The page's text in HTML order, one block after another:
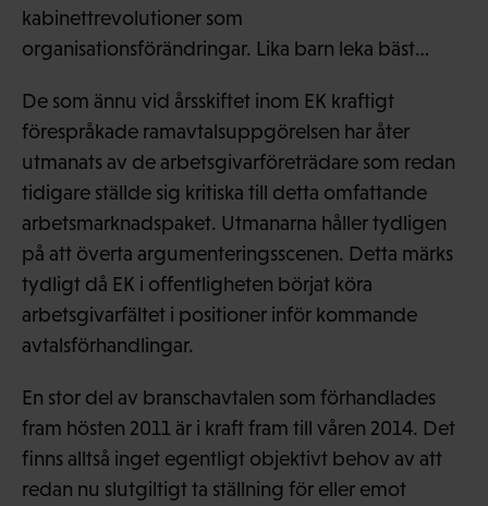
kabinettrevolutioner som
organisationsförändringar. Lika barn leka bäst…
De som ännu vid årsskiftet inom EK kraftigt
förespråkade ramavtalsuppgörelsen har åter
utmanats av de arbetsgivarföreträdare som redan
tidigare ställde sig kritiska till detta omfattande
arbetsmarknadspaket. Utmanarna håller tydligen
på att överta argumenteringsscenen. Detta märks
tydligt då EK i offentligheten börjat köra
arbetsgivarfältet i positioner inför kommande
avtalsförhandlingar.
En stor del av branschavtalen som förhandlades
fram hösten 2011 är i kraft fram till våren 2014. Det
finns alltså inget egentligt objektivt behov av att
redan nu slutgiltigt ta ställning för eller emot